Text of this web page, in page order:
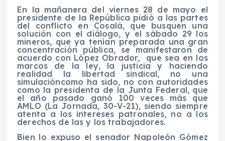
En la mañanera del viernes 28 de mayo el
presidente de la República pidió a las partes
del conflicto en Cosalá, que busquen una
solución con el diálogo, y el sábado 29 los
mineros, que ya tenían preparada una gran
concentración pública, se manifestaron de
acuerdo con López Obrador, que sea en los
marcos de la ley, la justicia y haciendo
realidad la libertad sindical, no una
simulacióncomo ha sido, no con autoridades
como la presidenta de la Junta Federal, que
el año pasado ganó 100 veces más que
AMLO (La Jornada, 30-V-21), siendo siempre
atenta a los intereses patronales, no a los
derechos de las y los trabajadores.
Bien lo expuso el senador Napoleón Gómez